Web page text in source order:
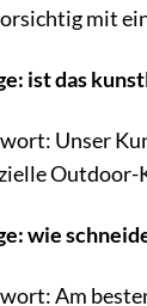
mit
ist das
Unser
Outdoor-
wie
Am